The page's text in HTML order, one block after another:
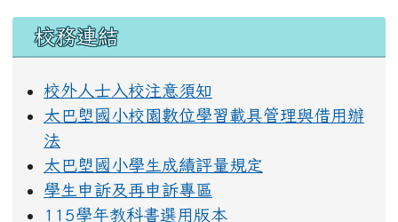
左邊區域內容
校務連結
校外人士入校注意須知
太巴塱國小校園數位學習載具管理與借用辦
法
太巴塱國小學生成績評量規定
學生申訴及再申訴專區
115學年教科書選用版本